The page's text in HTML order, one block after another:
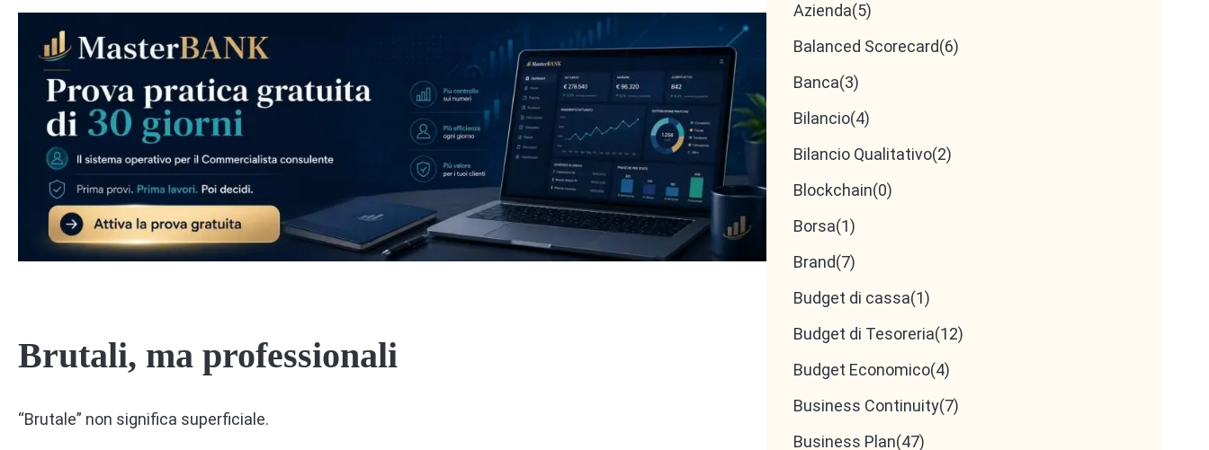
Brutali, ma professionali
“Brutale” non significa superficiale.
Azienda(5)
Balanced Scorecard(6)
Banca(3)
Bilancio(4)
Bilancio Qualitativo(2)
Blockchain(0)
Borsa(1)
Brand(7)
Budget di cassa(1)
Budget di Tesoreria(12)
Budget Economico(4)
Business Continuity(7)
Business Plan(47)